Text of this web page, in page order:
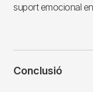
suport emocional
Conclusió